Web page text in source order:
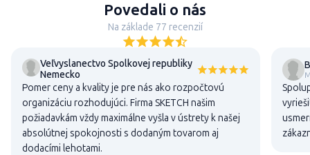
Povedali o nás
Na základe 77 recenzií
Veľvyslanectvo Spolkovej republiky
Nemecko
Pomer ceny a kvality je pre nás ako rozpočtovú
organizáciu rozhodujúci. Firma SKETCH našim
požiadavkám vždy maximálne vyšla v ústrety k našej
absolútnej spokojnosti s dodaným tovarom aj
dodacími lehotami.